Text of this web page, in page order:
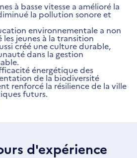
à basse vitesse a amélioré la
la pollution sonore et
environnementale a non
les jeunes à la transition
créé une culture durable,
dans la gestion
énergétique des
de la biodiversité
renforcé la résilience de la ville
futurs.
d'expérience